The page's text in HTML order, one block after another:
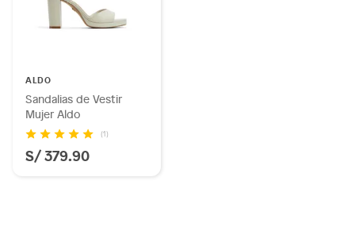
ALDO
Sandalias de Vestir
Mujer Aldo
(1)
S/ 379.90